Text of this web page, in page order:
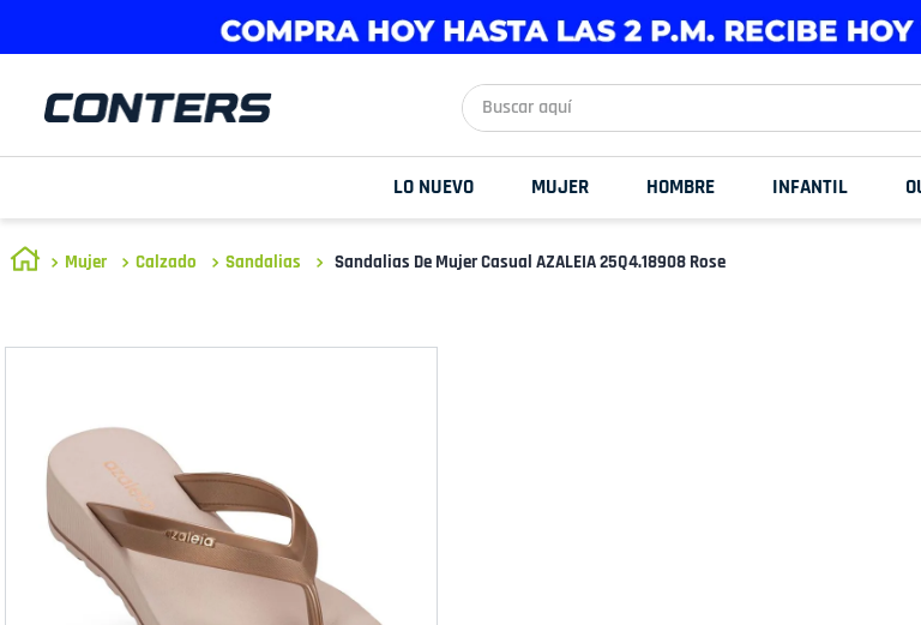
Buscar aquí
LO NUEVO MUJER HOMBRE INFANTIL
Mujer Calzado Sandalias Sandalias De Mujer Casual AZALEIA 25Q4.18908 Rose